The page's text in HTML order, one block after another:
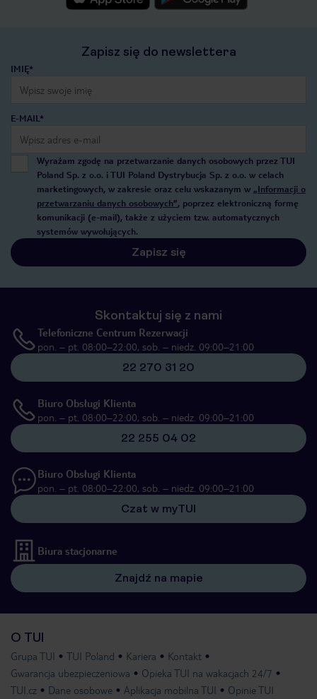
Zapisz się do newslettera
IMIĘ*
E-MAIL*
Wyrażam zgodę na przetwarzanie danych osobowych przez TUI
Poland Sp. z o.o. i TUI Poland Dystrybucja Sp. z o.o. w celach
marketingowych, w zakresie oraz celu wskazanym w „Informacji o
przetwarzaniu danych osobowych”, poprzez elektroniczną formę
komunikacji (e-mail), także z użyciem tzw. automatycznych
systemów wywołujących.
Zapisz się
Skontaktuj się z nami
Telefoniczne Centrum Rezerwacji
pon. – pt. 08:00–22:00, sob. – niedz. 09:00–21:00
22 270 31 20
Biuro Obsługi Klienta
pon. – pt. 08:00–22:00, sob. – niedz. 09:00–21:00
22 255 04 02
Biuro Obsługi Klienta
pon. – pt. 08:00–22:00, sob. – niedz. 09:00–21:00
Czat w myTUI
Biura stacjonarne
Znajdź na mapie
O TUI
Grupa TUI TUI Poland Kariera
Kontakt
Gwarancja ubezpieczeniowa
Opieka TUI na wakacjach 24/7
TUI.cz
Dane osobowe Aplikacja mobilna TUI Opinie TUI